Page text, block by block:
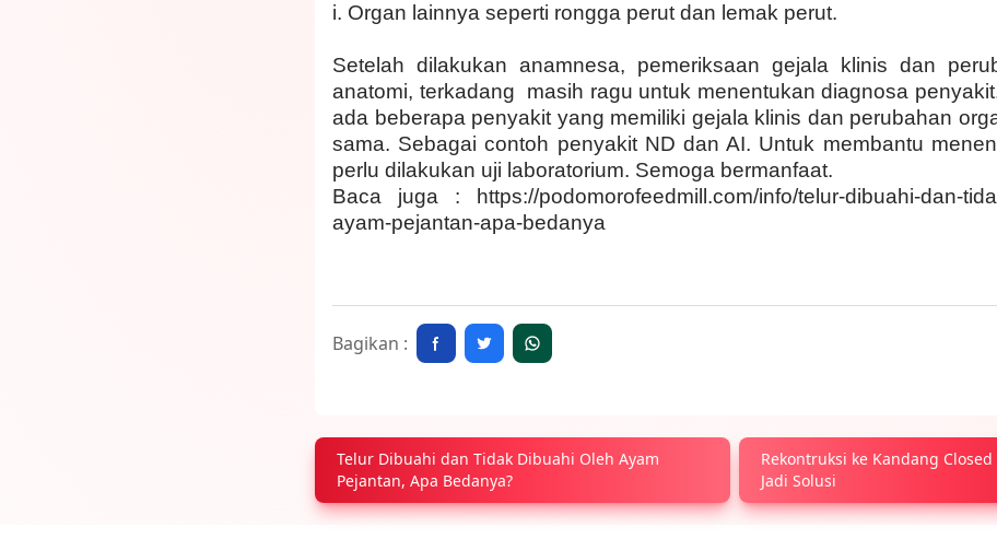
i. Organ lainnya seperti rongga perut dan lemak perut.
Setelah dilakukan anamnesa, pemeriksaan gejala klinis dan
anatomi, terkadang masih ragu untuk menentukan diagnosa
ada beberapa penyakit yang memiliki gejala klinis dan perubahan
sama. Sebagai contoh penyakit ND dan AI. Untuk membantu
perlu dilakukan uji laboratorium. Semoga bermanfaat.
Baca juga :
https://podomorofeedmill.com/info/telur-dibuahi-dan-
ayam-pejantan-apa-bedanya
Bagikan :
Telur Dibuahi dan Tidak Dibuahi Oleh Ayam
Pejantan, Apa Bedanya?
Rekontruksi ke Kandang
Jadi Solusi